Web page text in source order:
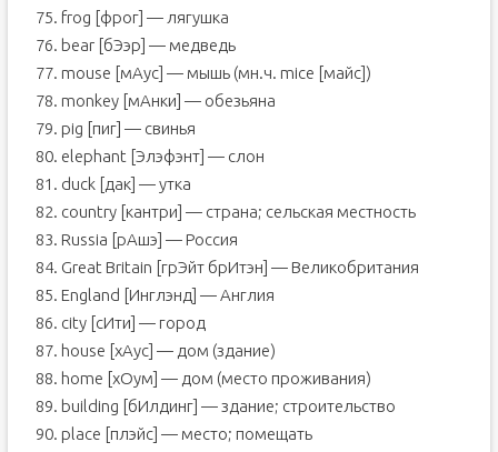
75. frog [фрог] — лягушка
76. bear [бЭэр] — медведь
77. mouse [мАус] — мышь (мн.ч. mice [майс])
78. monkey [мАнки] — обезьяна
79. pig [пиг] — свинья
80. elephant [Элэфэнт] — слон
81. duck [дак] — утка
82. country [кантри] — страна; сельская местность
83. Russia [рАшэ] — Россия
84. Great Britain [грЭйт брИтэн] — Великобритания
85. England [Инглэнд] — Англия
86. city [сИти] — город
87. house [хАус] — дом (здание)
88. home [хОум] — дом (место проживания)
89. building [бИлдинг] — здание; строительство
90. place [плэйс] — место; помещать